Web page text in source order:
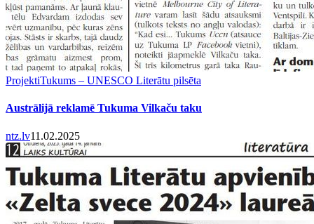
ProjektiTukums – UNESCO Literātu pilsēta
Austrālijā reklamē Tukuma Vilkaču taku
ntz.lv11.02.2025